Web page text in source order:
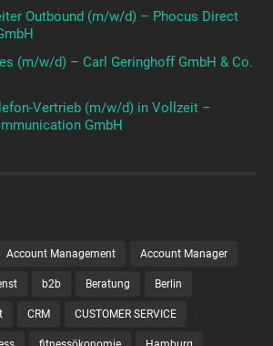
Outbound (m/w/d) – Phocus Direct
(m/w/d) – Carl Geringhoff GmbH & Co.
Vertrieb (m/w/d) in Vollzeit –
GmbH
Account Management Account Manager
b2b Beratung Berlin
CRM CUSTOMER SERVICE